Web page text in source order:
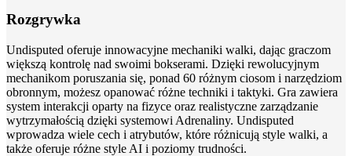
Rozgrywka
Undisputed oferuje innowacyjne mechaniki walki, dając graczom
większą kontrolę nad swoimi bokserami. Dzięki rewolucyjnym
mechanikom poruszania się, ponad 60 różnym ciosom i narzędziom
obronnym, możesz opanować różne techniki i taktyki. Gra zawiera
system interakcji oparty na fizyce oraz realistyczne zarządzanie
wytrzymałością dzięki systemowi Adrenaliny. Undisputed
wprowadza wiele cech i atrybutów, które różnicują style walki, a
także oferuje różne style AI i poziomy trudności.